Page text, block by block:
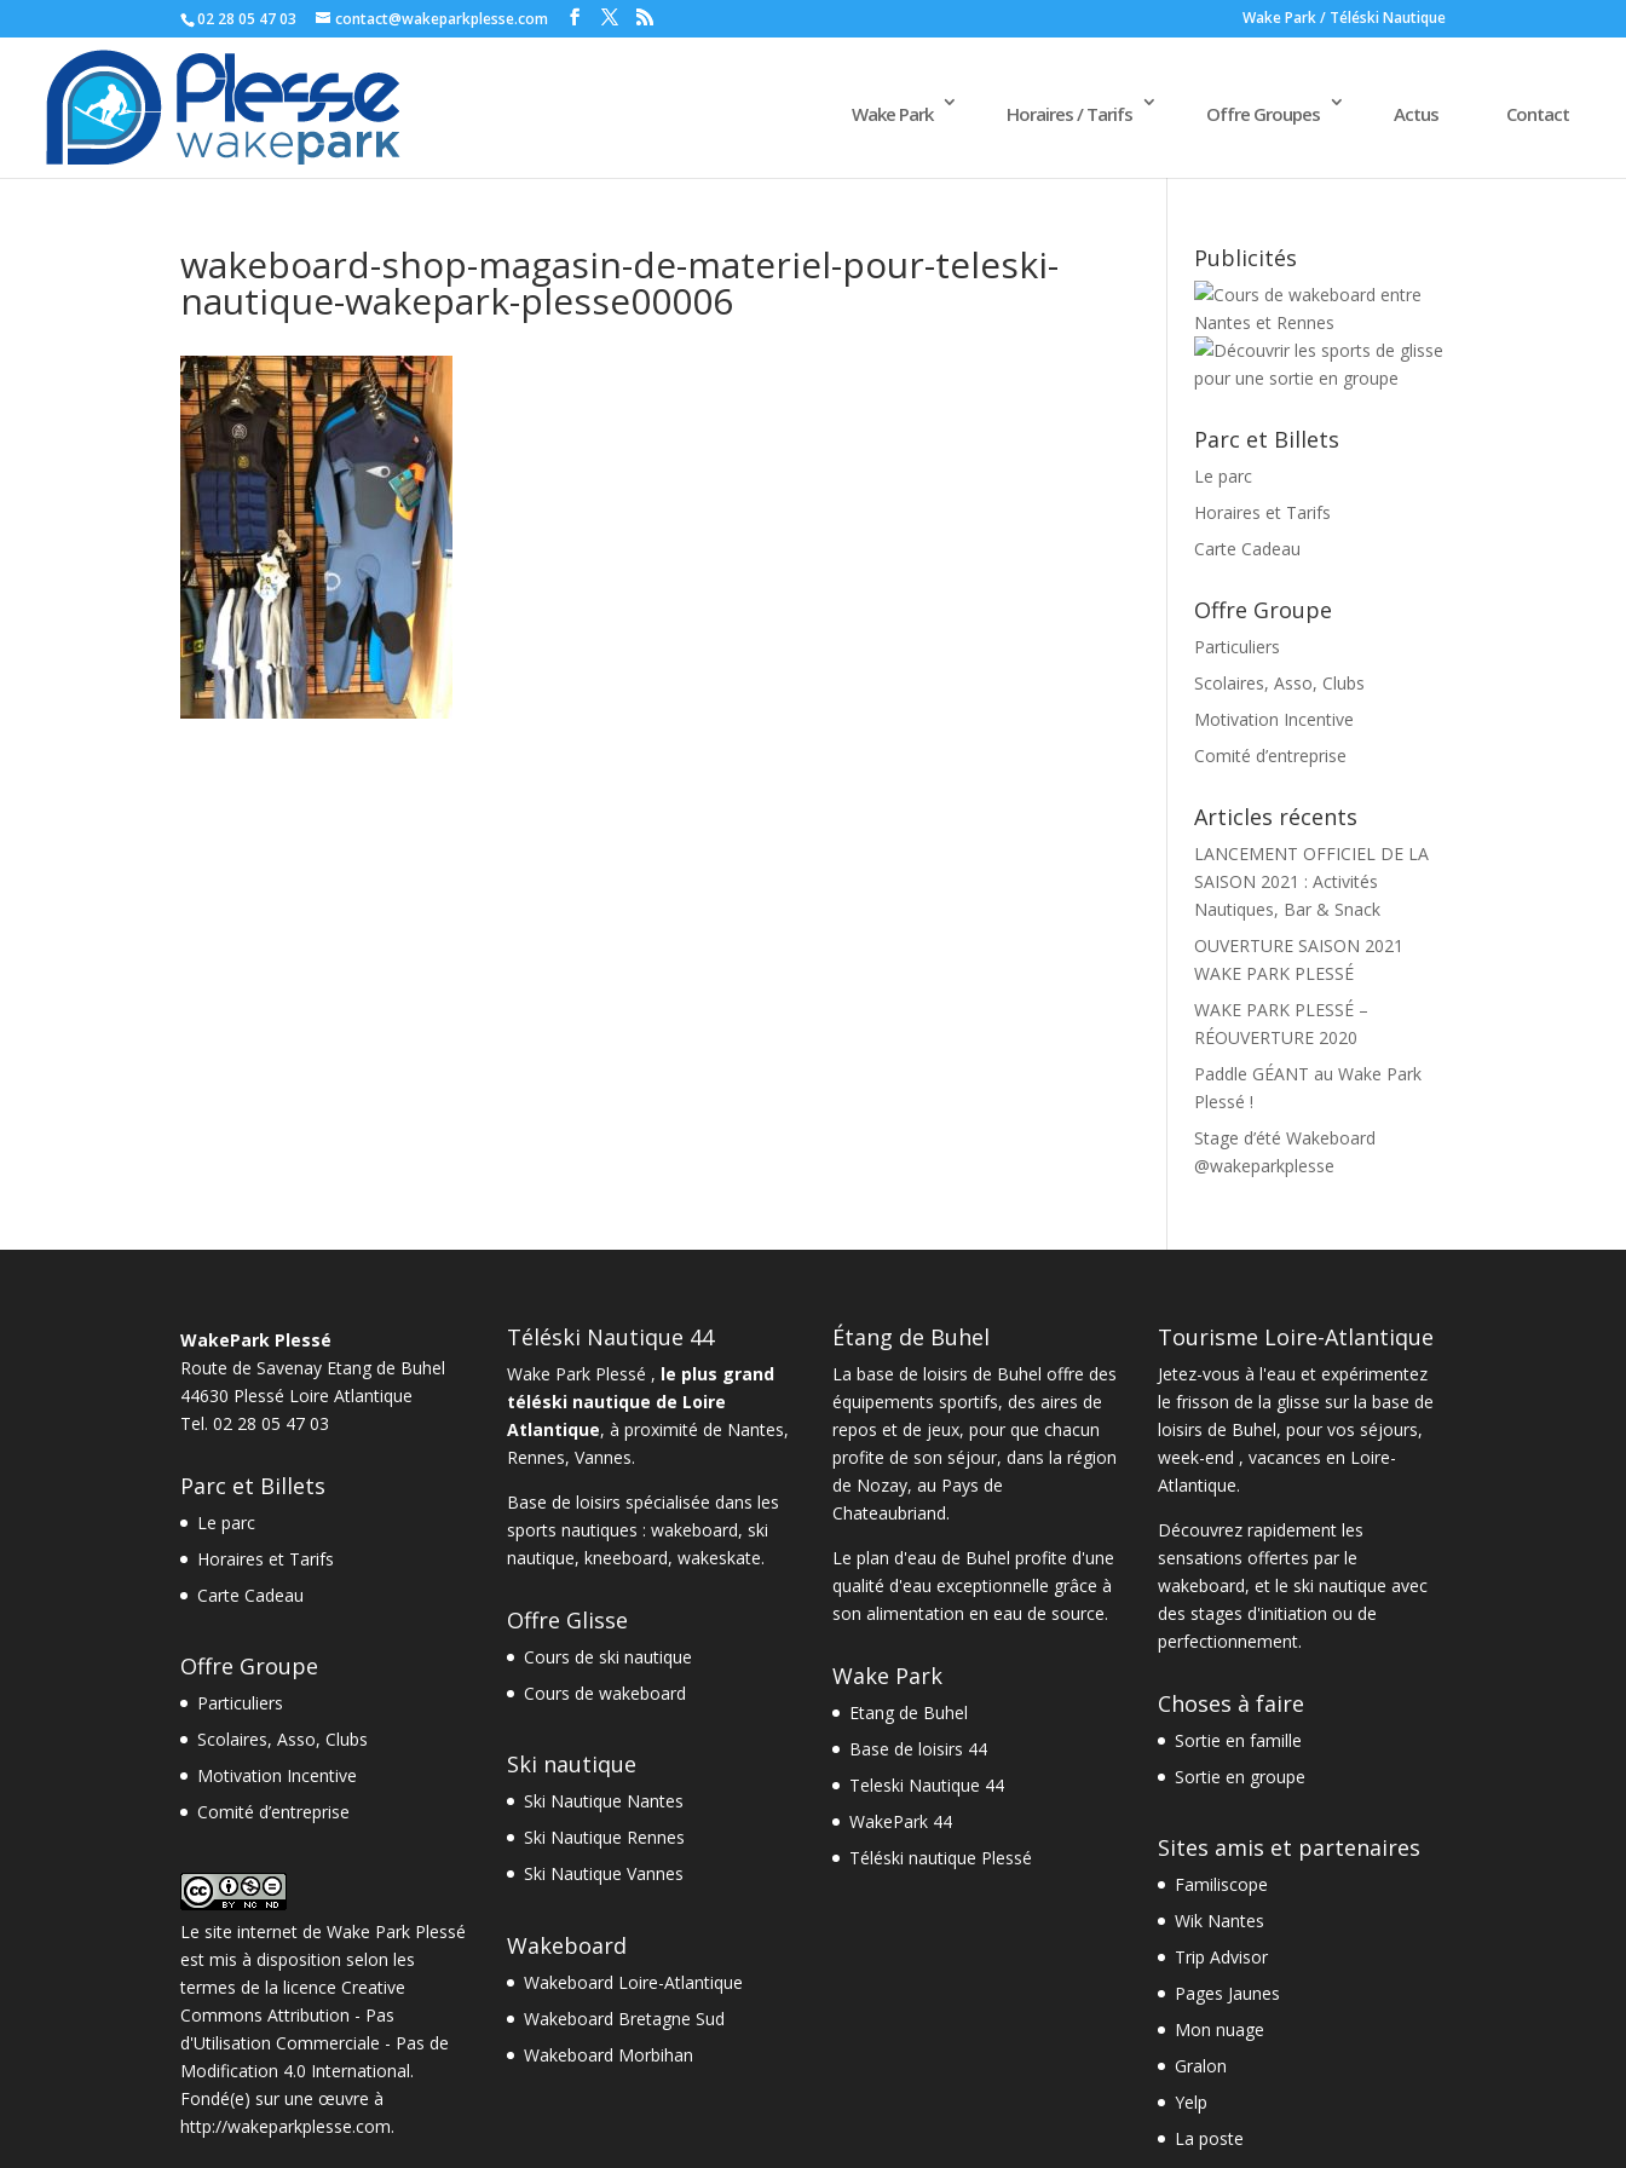
02 28 05 47 03 contact@wakeparkplesse.com Wake Park / Téléski Nautique
Wake Park Horaires / Tarifs Offre Groupes Actus Contact
wakeboard-shop-magasin-de-materiel-pour-teleski-
nautique-wakepark-plesse00006
Publicités
Parc et Billets
Le parc
Horaires et Tarifs
Carte Cadeau
Offre Groupe
Particuliers
Scolaires, Asso, Clubs
Motivation Incentive
Comité d’entreprise
Articles récents
LANCEMENT OFFICIEL DE LA
SAISON 2021 : Activités
Nautiques, Bar & Snack
OUVERTURE SAISON 2021
WAKE PARK PLESSÉ
WAKE PARK PLESSÉ –
RÉOUVERTURE 2020
Paddle GÉANT au Wake Park
Plessé !
Stage d’été Wakeboard
@wakeparkplesse
WakePark Plessé
Route de Savenay Etang de Buhel
44630 Plessé Loire Atlantique
Tel.02 28 05 47 03
Parc et Billets
Le parc
Horaires et Tarifs
Carte Cadeau
Offre Groupe
Particuliers
Scolaires, Asso, Clubs
Motivation Incentive
Comité d’entreprise
Le site internet deWake Park Plessé
est mis à disposition selon les
termes de lalicence Creative
Commons Attribution - Pas
d'Utilisation Commerciale - Pas de
Modification 4.0 International.
Fondé(e) sur une œuvre à
http://wakeparkplesse.com.
Téléski Nautique 44
Wake Park Plessé , le plus grand
téléski nautique de Loire
Atlantique, à proximité de Nantes,
Rennes, Vannes.
Base de loisirs spécialisée dans les
sports nautiques : wakeboard, ski
nautique, kneeboard, wakeskate.
Offre Glisse
Cours de ski nautique
Cours de wakeboard
Ski nautique
Ski Nautique Nantes
Ski Nautique Rennes
Ski Nautique Vannes
Wakeboard
Wakeboard Loire-Atlantique
Wakeboard Bretagne Sud
Wakeboard Morbihan
Étang de Buhel
La base de loisirs de Buhel offre des
équipements sportifs, des aires de
repos et de jeux, pour que chacun
profite de son séjour, dans la région
de Nozay, au Pays de
Chateaubriand.
Le plan d'eau de Buhel profite d'une
qualité d'eau exceptionnelle grâce à
son alimentation en eau de source.
Wake Park
Etang de Buhel
Base de loisirs 44
Teleski Nautique 44
WakePark 44
Téléski nautique Plessé
Tourisme Loire-Atlantique
Jetez-vous à l'eau et expérimentez
le frisson de la glisse sur la base de
loisirs de Buhel, pour vos séjours,
week-end , vacances en Loire-
Atlantique.
Découvrez rapidement les
sensations offertes par le
wakeboard, et le ski nautique avec
des stages d'initiation ou de
perfectionnement.
Choses à faire
Sortie en famille
Sortie en groupe
Sites amis et partenaires
Familiscope
Wik Nantes
Trip Advisor
Pages Jaunes
Mon nuage
Gralon
Yelp
La poste